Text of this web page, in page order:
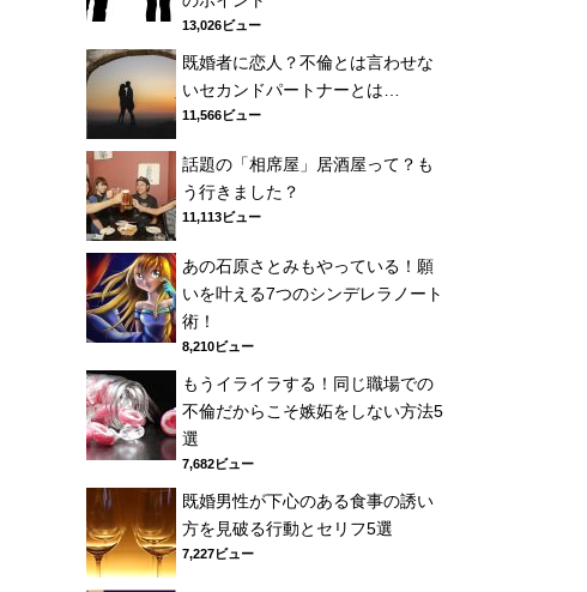
13,026ビュー
既婚者に恋人？不倫とは言わせな
いセカンドパートナーとは…
11,566ビュー
話題の「相席屋」居酒屋って？も
う行きました？
11,113ビュー
あの石原さとみもやっている！願
いを叶える7つのシンデレラノート
術！
8,210ビュー
もうイライラする！同じ職場での
不倫だからこそ嫉妬をしない方法5
選
7,682ビュー
既婚男性が下心のある食事の誘い
方を見破る行動とセリフ5選
7,227ビュー